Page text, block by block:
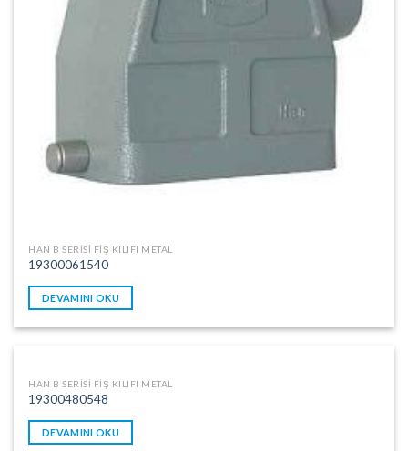
HAN B SERISI FIŞ KILIFI METAL
19300061540
DEVAMINI OKU
HAN B SERISI FIŞ KILIFI METAL
19300480548
DEVAMINI OKU